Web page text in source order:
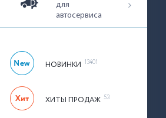
для
автосервиса
НОВИНКИ 13401
ХИТЫ ПРОДАЖ 53